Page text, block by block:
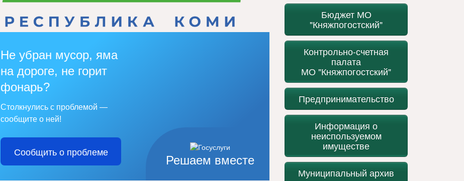
Решаем вместе
Не убран мусор, яма
на дороге, не горит
фонарь?
Столкнулись с проблемой —
сообщите о ней!
Сообщить о проблеме
Бюджет МО
"Княжпогостский"
Контрольно-счетная
палата
МО "Княжпогостский"
Предпринимательство
Информация о
неиспользуемом
имуществе
Муниципальный архив